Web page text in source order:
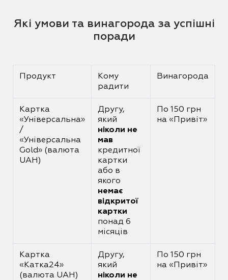
Які умови та винагорода за успішні
поради
Продукт
Кому
радити
Винагорода
Картка
«Універсальна»
/
«Універсальна
Gold» (валюта
UAH)
Другу,
який
ніколи не
мав
кредитної
картки
або в
якого
немає
відкритої
картки
понад 6
місяців
По 150 грн
на «Привіт»
Картка
«Катка24»
(валюта UAH)
Другу,
який
ніколи не
По 150 грн
на «Привіт»